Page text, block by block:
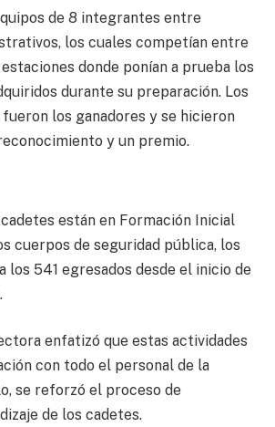
de 8 integrantes entre
los cuales competían entre
donde ponían a prueba los
durante su preparación. Los
los ganadores y se hicieron
y un premio.
están en Formación Inicial
cuerpos de seguridad pública, los
los 541 egresados desde el inicio de
enfatizó que estas actividades
con todo el personal de la
se reforzó el proceso de
de los cadetes.